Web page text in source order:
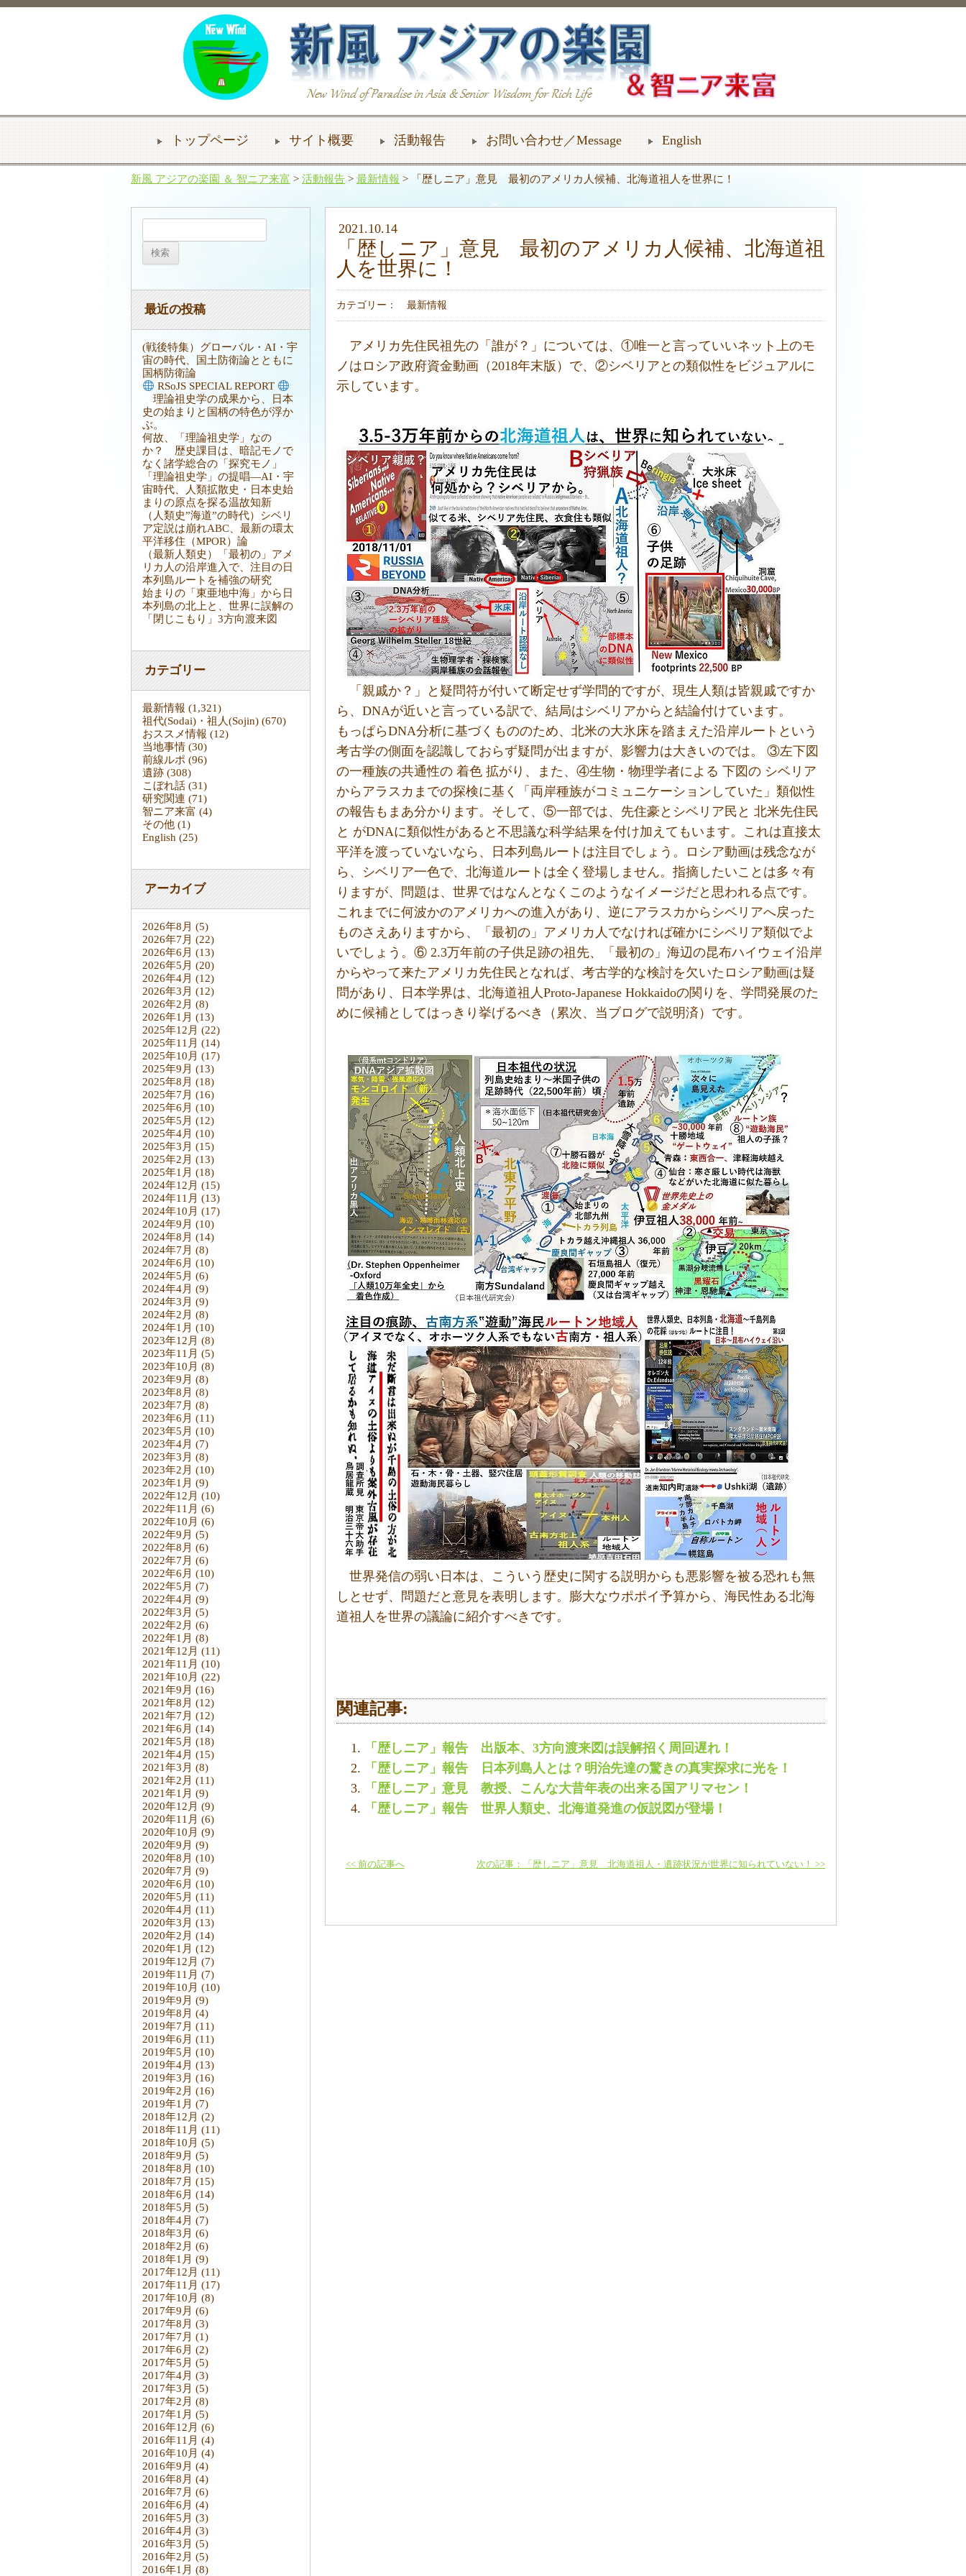
トップページ サイト概要 活動報告 お問い合わせ／Message English
新風 アジアの楽園 ＆ 智ニア来富 > 活動報告 > 最新情報 > 「歴しニア」意見 最初のアメリカ人候補、北海道祖人を世界に！
最近の投稿
(戦後特集）グローバル・AI・宇
宙の時代、国土防衛論とともに
国柄防衛論
RSoJS SPECIAL REPORT
理論祖史学の成果から、日本
史の始まりと国柄の特色が浮か
ぶ。
何故、「理論祖史学」なの
か？ 歴史課目は、暗記モノで
なく諸学総合の「探究モノ」
「理論祖史学」の提唱―AI・宇
宙時代、人類拡散史・日本史始
まりの原点を探る温故知新
（人類史”海道”の時代）シベリ
ア定説は崩れABC、最新の環太
平洋移住（MPOR）論
（最新人類史）「最初の」アメ
リカ人の沿岸進入で、注目の日
本列島ルートを補強の研究
始まりの「東亜地中海」から日
本列島の北上と、世界に誤解の
「閉じこもり」3方向渡来図
カテゴリー
最新情報 (1,321)
祖代(Sodai)・祖人(Sojin) (670)
おススメ情報 (12)
当地事情 (30)
前線ルポ (96)
遺跡 (308)
こぼれ話 (31)
研究関連 (71)
智ニア来富 (4)
その他 (1)
English (25)
アーカイブ
2026年8月 (5)
2026年7月 (22)
2026年6月 (13)
2026年5月 (20)
2026年4月 (12)
2026年3月 (12)
2026年2月 (8)
2026年1月 (13)
2025年12月 (22)
2025年11月 (14)
2025年10月 (17)
2025年9月 (13)
2025年8月 (18)
2025年7月 (16)
2025年6月 (10)
2025年5月 (12)
2025年4月 (10)
2025年3月 (15)
2025年2月 (13)
2025年1月 (18)
2024年12月 (15)
2024年11月 (13)
2024年10月 (17)
2024年9月 (10)
2024年8月 (14)
2024年7月 (8)
2024年6月 (10)
2024年5月 (6)
2024年4月 (9)
2024年3月 (9)
2024年2月 (8)
2024年1月 (10)
2023年12月 (8)
2023年11月 (5)
2023年10月 (8)
2023年9月 (8)
2023年8月 (8)
2023年7月 (8)
2023年6月 (11)
2023年5月 (10)
2023年4月 (7)
2023年3月 (8)
2023年2月 (10)
2023年1月 (9)
2022年12月 (10)
2022年11月 (6)
2022年10月 (6)
2022年9月 (5)
2022年8月 (6)
2022年7月 (6)
2022年6月 (10)
2022年5月 (7)
2022年4月 (9)
2022年3月 (5)
2022年2月 (6)
2022年1月 (8)
2021年12月 (11)
2021年11月 (10)
2021年10月 (22)
2021年9月 (16)
2021年8月 (12)
2021年7月 (12)
2021年6月 (14)
2021年5月 (18)
2021年4月 (15)
2021年3月 (8)
2021年2月 (11)
2021年1月 (9)
2020年12月 (9)
2020年11月 (6)
2020年10月 (9)
2020年9月 (9)
2020年8月 (10)
2020年7月 (9)
2020年6月 (10)
2020年5月 (11)
2020年4月 (11)
2020年3月 (13)
2020年2月 (14)
2020年1月 (12)
2019年12月 (7)
2019年11月 (7)
2019年10月 (10)
2019年9月 (9)
2019年8月 (4)
2019年7月 (11)
2019年6月 (11)
2019年5月 (10)
2019年4月 (13)
2019年3月 (16)
2019年2月 (16)
2019年1月 (7)
2018年12月 (2)
2018年11月 (11)
2018年10月 (5)
2018年9月 (5)
2018年8月 (10)
2018年7月 (15)
2018年6月 (14)
2018年5月 (5)
2018年4月 (7)
2018年3月 (6)
2018年2月 (6)
2018年1月 (9)
2017年12月 (11)
2017年11月 (17)
2017年10月 (8)
2017年9月 (6)
2017年8月 (3)
2017年7月 (1)
2017年6月 (2)
2017年5月 (5)
2017年4月 (3)
2017年3月 (5)
2017年2月 (8)
2017年1月 (5)
2016年12月 (6)
2016年11月 (4)
2016年10月 (4)
2016年9月 (4)
2016年8月 (4)
2016年7月 (6)
2016年6月 (4)
2016年5月 (3)
2016年4月 (3)
2016年3月 (5)
2016年2月 (5)
2016年1月 (8)
2021.10.14
「歴しニア」意見 最初のアメリカ人候補、北海道祖
人を世界に！
カテゴリー： 最新情報
アメリカ先住民祖先の「誰が？」については、①唯一と言っていいネット上のモ
ノはロシア政府資金動画（2018年末版）で、②シベリアとの類似性をビジュアルに
示しています。
「親戚か？」と疑問符が付いて断定せず学問的ですが、現生人類は皆親戚ですか
ら、DNAが近いと言っている訳で、結局はシベリアからと結論付けています。
もっぱらDNA分析に基づくもののため、北米の大氷床を踏まえた沿岸ルートという
考古学の側面を認識しておらず疑問が出ますが、影響力は大きいのでは。 ③左下図
の一種族の共通性の 着色 拡がり、また、④生物・物理学者による 下図の シベリア
からアラスカまでの探検に基く「両岸種族がコミュニケーションしていた」類似性
の報告もまあ分かります。そして、⑤一部では、先住豪とシベリア民と 北米先住民
と がDNAに類似性があると不思議な科学結果を付け加えてもいます。これは直接太
平洋を渡っていないなら、日本列島ルートは注目でしょう。ロシア動画は残念なが
ら、シベリア一色で、北海道ルートは全く登場しません。指摘したいことは多々有
りますが、問題は、世界ではなんとなくこのようなイメージだと思われる点です。
これまでに何波かのアメリカへの進入があり、逆にアラスカからシベリアへ戻った
ものさえありますから、「最初の」アメリカ人でなければ確かにシベリア類似でよ
いでしょう。⑥ 2.3万年前の子供足跡の祖先、「最初の」海辺の昆布ハイウェイ沿岸
からやって来たアメリカ先住民となれば、考古学的な検討を欠いたロシア動画は疑
問があり、日本学界は、北海道祖人Proto-Japanese Hokkaidoの関りを、学問発展のた
めに候補としてはっきり挙げるべき（累次、当ブログで説明済）です。
世界発信の弱い日本は、こういう歴史に関する説明からも悪影響を被る恐れも無
しとせず、問題だと意見を表明します。膨大なウポポイ予算から、海民性ある北海
道祖人を世界の議論に紹介すべきです。
関連記事:
「歴しニア」報告 出版本、3方向渡来図は誤解招く周回遅れ！
「歴しニア」報告 日本列島人とは？明治先達の驚きの真実探求に光を！
「歴しニア」意見 教授、こんな大昔年表の出来る国アリマセン！
「歴しニア」報告 世界人類史、北海道発進の仮説図が登場！
次の記事：「歴しニア」意見 北海道祖人・遺跡状況が世界に知られていない！ >>
<< 前の記事へ